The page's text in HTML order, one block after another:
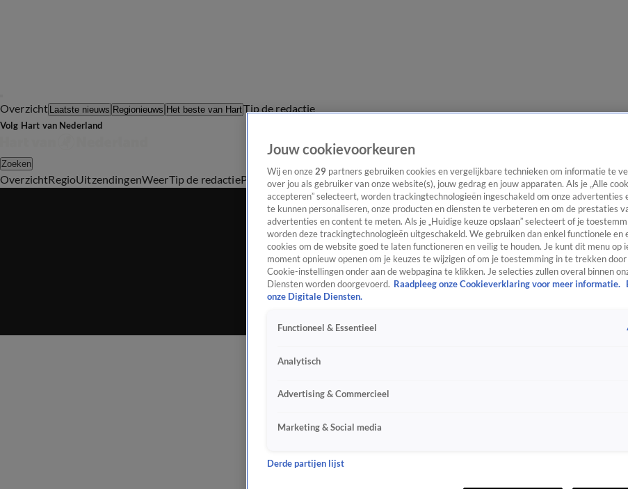
Overzicht Laatste nieuws Regionieuws Het beste van HartTip de redactie
Volg Hart van Nederland
Zoeken
OverzichtRegioUitzendingenWeerTip de redactiePanelVideo's
Jouw cookievoorkeuren
Wij en onze 29 partners gebruiken cookies en vergelijkbare technieken om informatie te
over jou als gebruiker van onze website(s), jouw gedrag en jouw apparaten. Als je „Alle
accepteren” selecteert, worden trackingtechnologieën ingeschakeld om onze advertenties
te kunnen personaliseren, onze producten en diensten te verbeteren en om de prestaties
advertenties en content te meten. Als je „Huidige keuze opslaan” selecteert of je
worden deze trackingtechnologieën uitgeschakeld. We gebruiken dan enkel functionele en
cookies om de website goed te laten functioneren en veilig te houden. Je kunt dit menu op
moment opnieuw openen om je keuzes te wijzigen of om je toestemming in te trekken
Cookie-instellingen onder aan de webpagina te klikken. Je selecties zullen overal binnen
Diensten worden doorgevoerd. Raadpleeg onze Cookieverklaring voor meer informatie.
onze Digitale Diensten.
Functioneel & Essentieel
Analytisch
Advertising & Commercieel
Marketing & Social media
Derde partijen lijst